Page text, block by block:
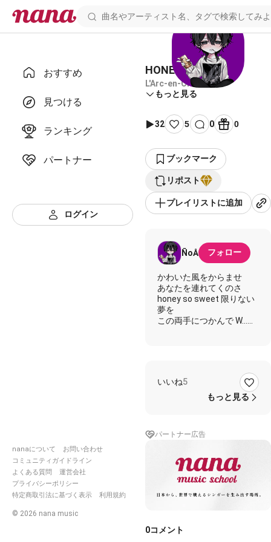
おすすめ
見つける
ランキング
パートナー
ログイン
nanaについて
お問い合わせ
コミュニティガイドライン
よくある質問
運営会社
プライバシーポリシー
特定商取引法に基づく表示
利用規約
© 2026 nana music
HONEY
L'Arc-en-Ciel
もっと見る
32 5 0 0
ブックマーク
リポスト
プレイリストに追加
ÑoÅ フォロー
かわいた風をからませ
あなたを連れてくのさ
honey so sweet 限りない
夢を
この両手につかんで W…
そんな哀しい目をしないで
かわいた風をからませ
この世界が嘘でも
I want to fly,waitin for
sunrise oh…
#popyu #ÑoÅ #yasuﾏｽﾀｰ
いいね5
もっと見る
パートナー広告
0コメント